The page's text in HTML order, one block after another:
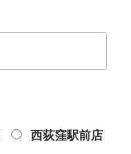
西荻窪駅前店